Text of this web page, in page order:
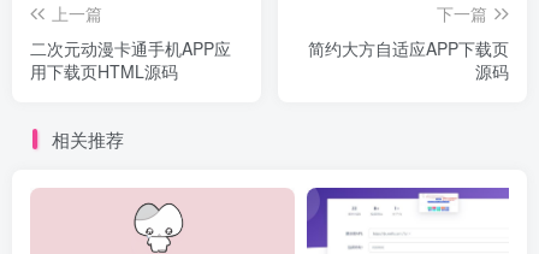
上一篇
二次元动漫卡通手机APP应
用下载页HTML源码
下一篇
简约大方自适应APP下载页
源码
相关推荐